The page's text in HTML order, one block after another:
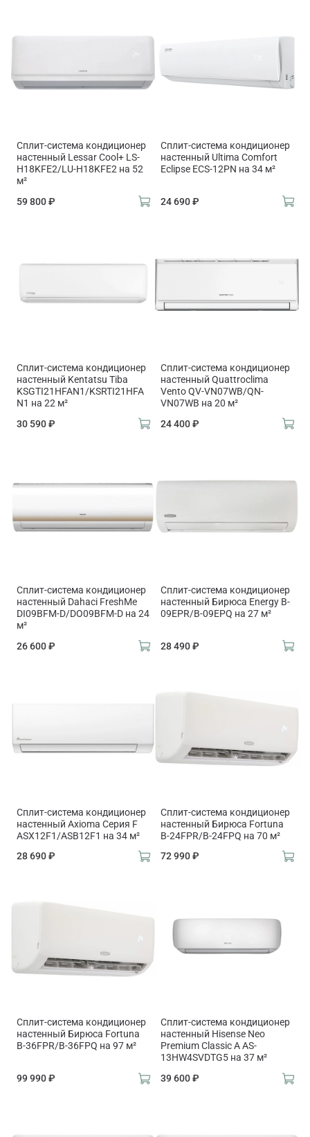
Сплит-система кондиционер
настенный Lessar Cool+ LS-
H18KFE2/LU-H18KFE2 на 52
м²
59 800 ₽
Сплит-система кондиционер
настенный Ultima Comfort
Eclipse ECS-12PN на 34 м²
24 690 ₽
Сплит-система кондиционер
настенный Kentatsu Tiba
KSGTI21HFAN1/KSRTI21HFA
N1 на 22 м²
30 590 ₽
Сплит-система кондиционер
настенный Quattroclima
Vento QV-VN07WB/QN-
VN07WB на 20 м²
24 400 ₽
Сплит-система кондиционер
настенный Dahaci FreshMe
DI09BFM-D/DO09BFM-D на 24
м²
26 600 ₽
Сплит-система кондиционер
настенный Бирюса Energy B-
09EPR/B-09EPQ на 27 м²
28 490 ₽
Сплит-система кондиционер
настенный Axioma Серия F
ASX12F1/ASB12F1 на 34 м²
28 690 ₽
Сплит-система кондиционер
настенный Бирюса Fortuna
B-24FPR/B-24FPQ на 70 м²
72 990 ₽
Сплит-система кондиционер
настенный Бирюса Fortuna
B-36FPR/B-36FPQ на 97 м²
99 990 ₽
Сплит-система кондиционер
настенный Hisense Neo
Premium Classic A AS-
13HW4SVDTG5 на 37 м²
39 600 ₽